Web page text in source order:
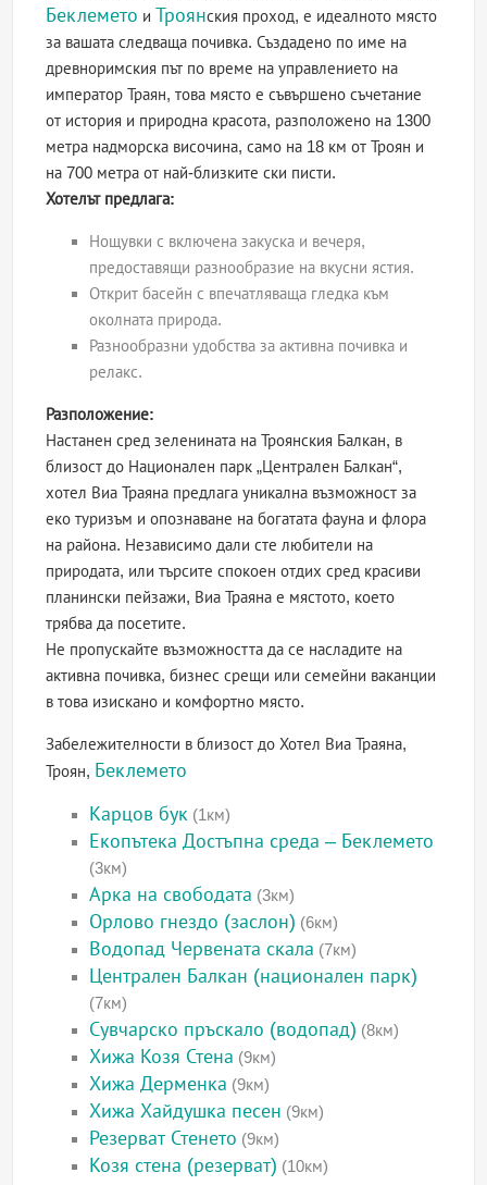
Беклемето и Троянския проход, е идеалното място
за вашата следваща почивка. Създадено по име на
древноримския път по време на управлението на
император Траян, това място е съвършено съчетание
от история и природна красота, разположено на 1300
метра надморска височина, само на 18 км от Троян и
на 700 метра от най-близките ски писти.
Хотелът предлага:
Нощувки с включена закуска и вечеря,
предоставящи разнообразие на вкусни ястия.
Открит басейн с впечатляваща гледка към
околната природа.
Разнообразни удобства за активна почивка и
релакс.
Разположение:
Настанен сред зеленината на Троянския Балкан, в
близост до Национален парк „Централен Балкан“,
хотел Виа Траяна предлага уникална възможност за
еко туризъм и опознаване на богатата фауна и флора
на района. Независимо дали сте любители на
природата, или търсите спокоен отдих сред красиви
планински пейзажи, Виа Траяна е мястото, което
трябва да посетите.
Не пропускайте възможността да се насладите на
активна почивка, бизнес срещи или семейни ваканции
в това изискано и комфортно място.
Забележителности в близост до Хотел Виа Траяна,
Троян, Беклемето
Карцов бук (1км)
Екопътека Достъпна среда – Беклемето
(3км)
Арка на свободата (3км)
Орлово гнездо (заслон) (6км)
Водопад Червената скала (7км)
Централен Балкан (национален парк)
(7км)
Сувчарско пръскало (водопад) (8км)
Хижа Козя Стена (9км)
Хижа Дерменка (9км)
Хижа Хайдушка песен (9км)
Резерват Стенето (9км)
Козя стена (резерват) (10км)